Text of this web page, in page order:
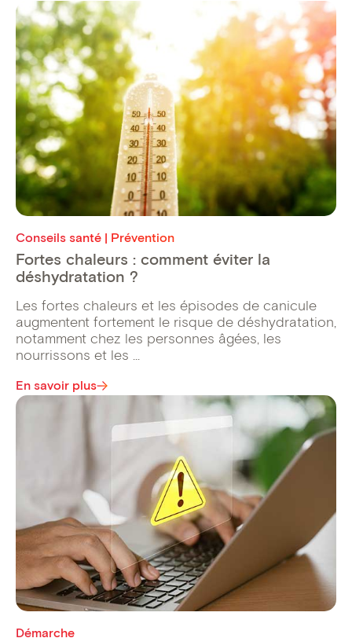
Conseils santé | Prévention
Fortes chaleurs : comment éviter la
déshydratation ?
Les fortes chaleurs et les épisodes de canicule
augmentent fortement le risque de déshydratation,
notamment chez les personnes âgées, les
nourrissons et les ...
En savoir plus
Démarche